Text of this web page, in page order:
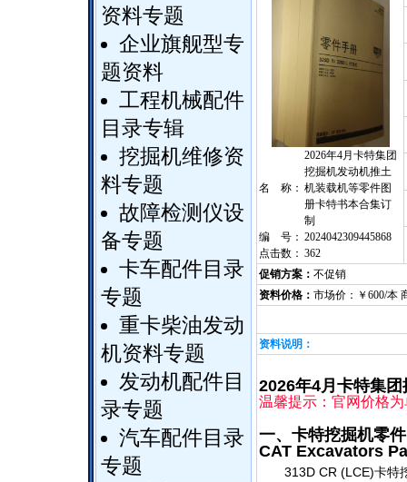
资料专题
企业旗舰型专
题资料
工程机械配件
目录专辑
挖掘机维修资
料专题
故障检测仪设
备专题
卡车配件目录
专题
重卡柴油发动
机资料专题
发动机配件目
录专题
汽车配件目录
专题
名 称：
2026年4月卡特集团
挖掘机发动机推土
机装载机等零件图
册卡特书本合集订
制
编 号： 2024042309445868
点击数： 362
促销方案： 不促销
资料价格： 市场价：￥600/本
资料说明：
2026年4月卡特集
温馨提示：官网价格
一、卡特挖掘机零
CAT Excavators
313D CR (LCE)卡特